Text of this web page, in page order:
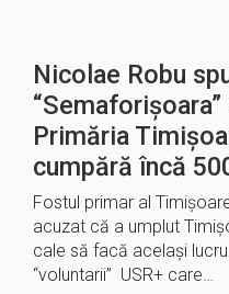
Nicolae Robu
Primăria
cumpără încă
Fostul primar al
acuzat că a umplut
cale să facă același
“voluntarii” USR+ care…